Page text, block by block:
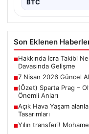
BTC
Son Eklenen
■Hakkında İcra Takibi
Davasında Gelişme
■7 Nisan 2026 Güncel
■(Özet) Sparta Prag –
Önemli Anları
■Açık Hava Yaşam
Tasarımları
■Yılın transferi!